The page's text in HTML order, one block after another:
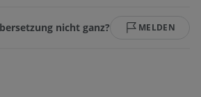
nicht ganz? MELDEN